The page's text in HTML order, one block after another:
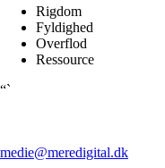
Rigdom
Fyldighed
Overflod
Ressource
“`
medie@meredigital.dk